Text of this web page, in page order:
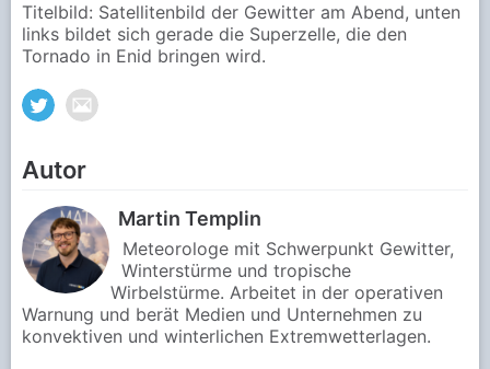
Titelbild: Satellitenbild der Gewitter am Abend, unten
links bildet sich gerade die Superzelle, die den
Tornado in Enid bringen wird.
Autor
Martin Templin
Meteorologe mit Schwerpunkt Gewitter,
Winterstürme und tropische
Wirbelstürme. Arbeitet in der operativen
Warnung und berät Medien und Unternehmen zu
konvektiven und winterlichen Extremwetterlagen.